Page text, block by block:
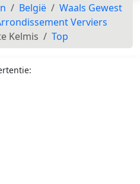
België
Waals Gewest
Verviers
Kelmis
Top